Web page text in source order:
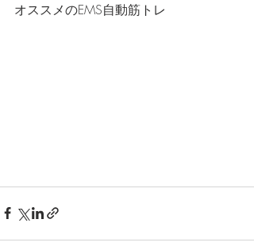
オススメのEMS自動筋トレ